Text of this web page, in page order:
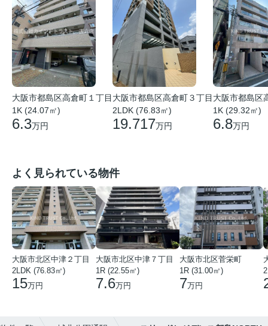
大阪市都島区高倉町１丁目
1K (24.07㎡)
6.3万円
大阪市都島区高倉町３丁目
2LDK (76.83㎡)
19.717万円
大阪市都島区
1K (29.32㎡)
6.8万円
よく見られている物件
大阪市北区中津２丁目
2LDK (76.83㎡)
15万円
大阪市北区中津７丁目
1R (22.55㎡)
7.6万円
大阪市北区菅栄町
1R (31.00㎡)
7万円